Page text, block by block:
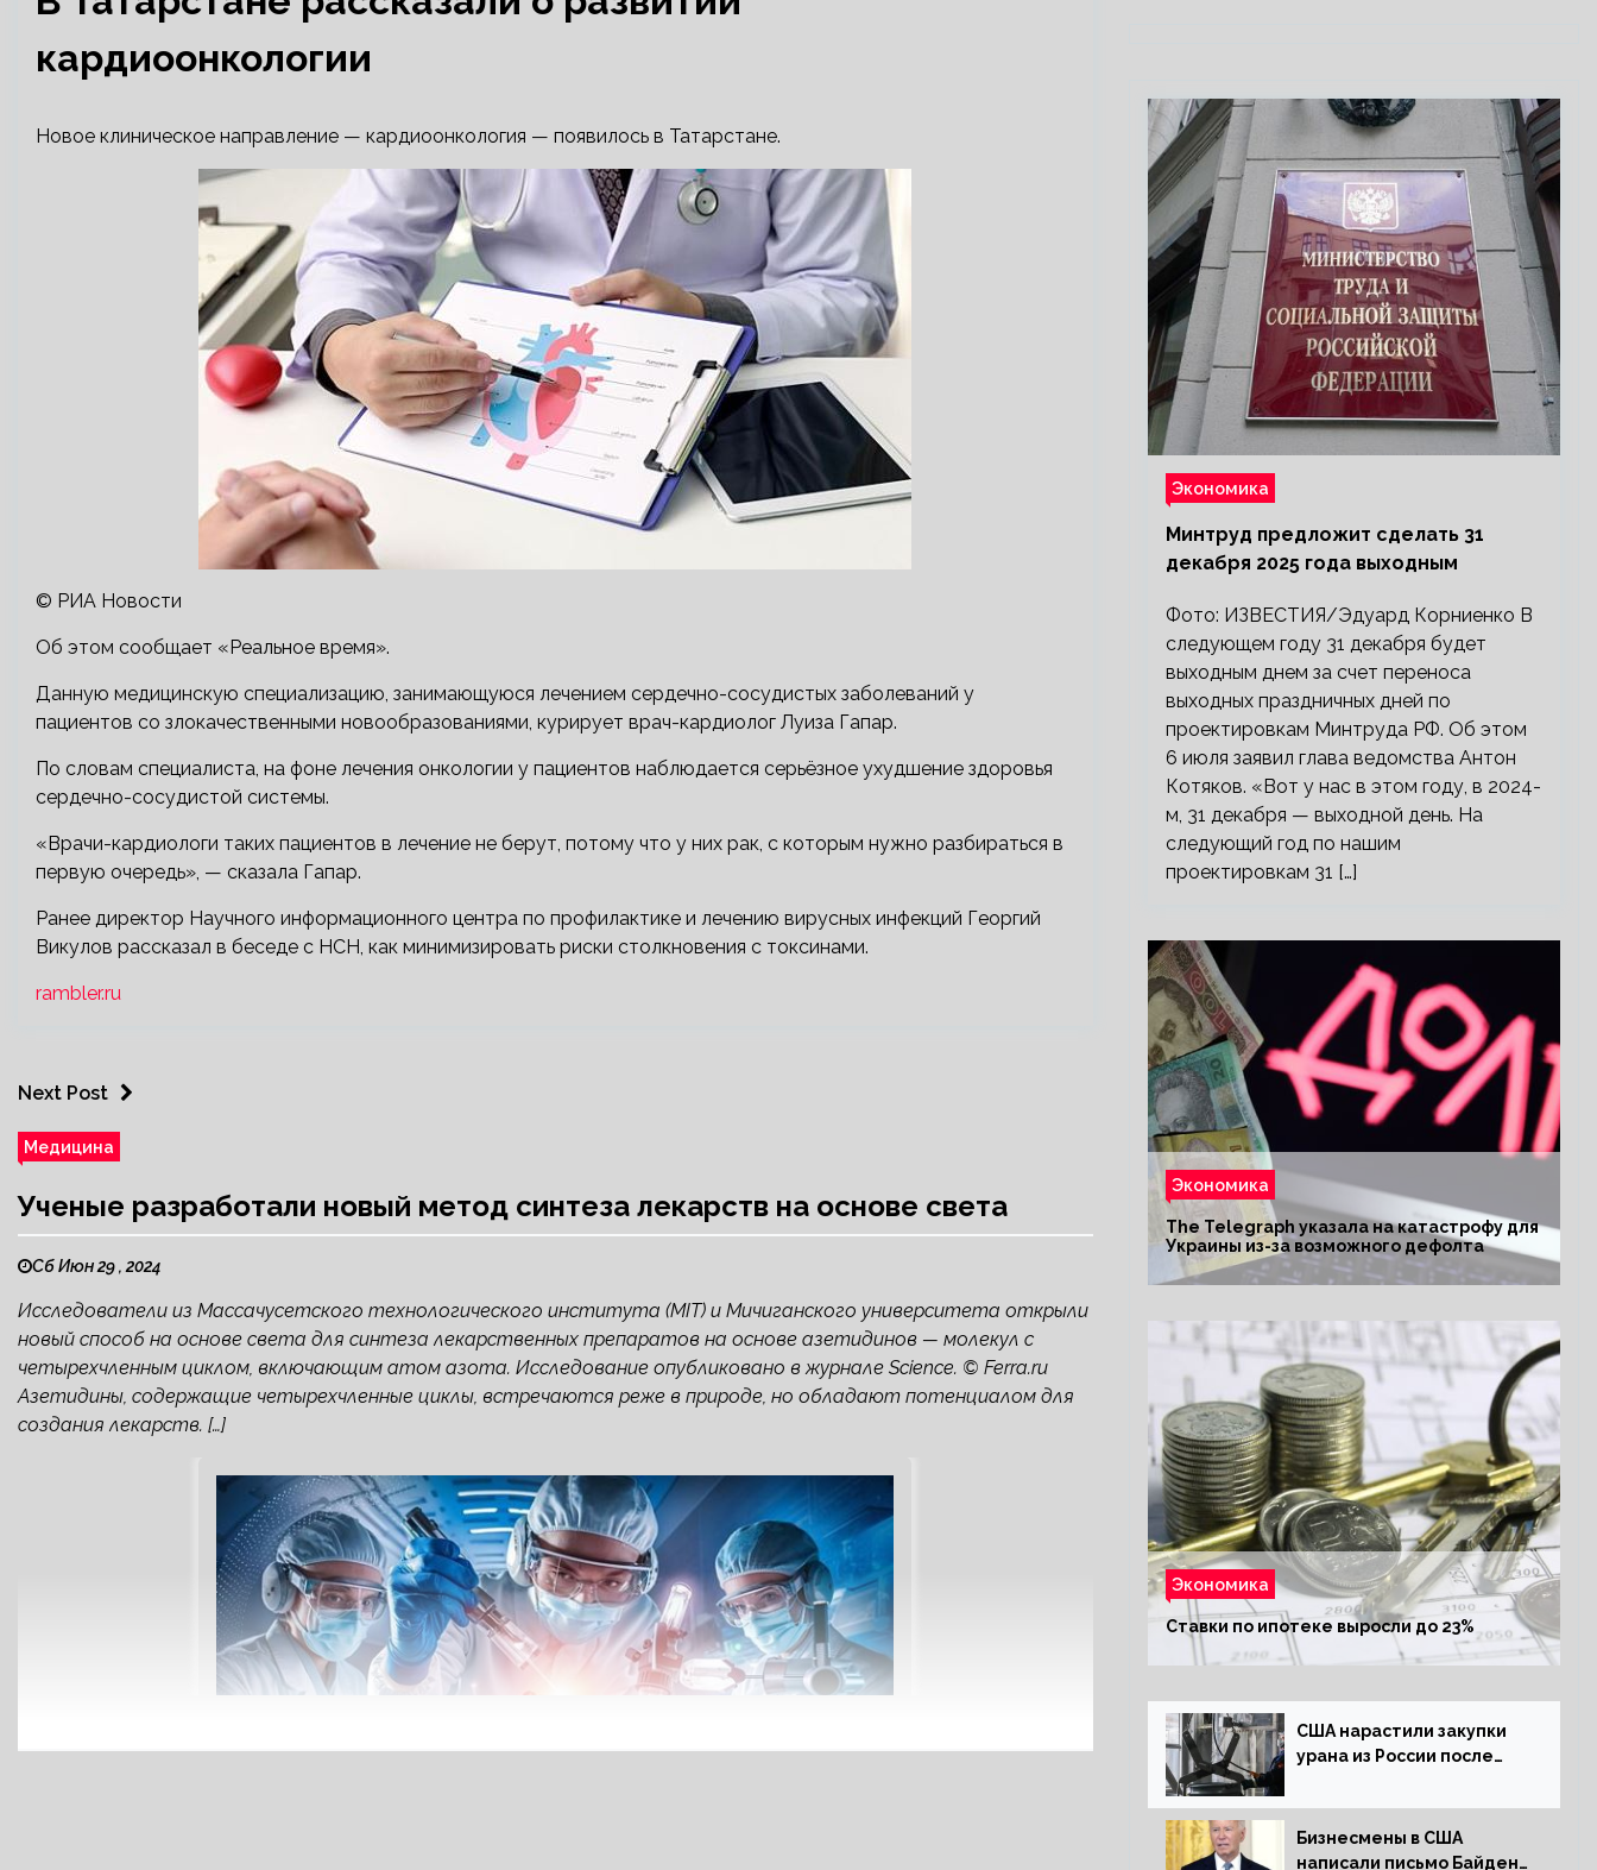
кардиоонкологии
Новое клиническое направление — кардиоонкология — появилось в Татарстане.
© РИА Новости
Об этом сообщает «Реальное время».
Данную медицинскую специализацию, занимающуюся лечением сердечно-сосудистых заболеваний у
пациентов со злокачественными новообразованиями, курирует врач-кардиолог Луиза Гапар.
По словам специалиста, на фоне лечения онкологии у пациентов наблюдается серьёзное ухудшение здоровья
сердечно-сосудистой системы.
«Врачи-кардиологи таких пациентов в лечение не берут, потому что у них рак, с которым нужно разбираться в
первую очередь», — сказала Гапар.
Ранее директор Научного информационного центра по профилактике и лечению вирусных инфекций Георгий
Викулов рассказал в беседе с НСН, как минимизировать риски столкновения с токсинами.
rambler.ru
Next Post
Медицина
Ученые разработали новый метод синтеза лекарств на основе света
Сб Июн 29 , 2024
Исследователи из Массачусетского технологического института (MIT) и Мичиганского университета открыли
новый способ на основе света для синтеза лекарственных препаратов на основе азетидинов — молекул с
четырехчленным циклом, включающим атом азота. Исследование опубликовано в журнале Science. © Ferra.ru
Азетидины, содержащие четырехчленные циклы, встречаются реже в природе, но обладают потенциалом для
создания лекарств. […]
Экономика
Минтруд предложит сделать 31
декабря 2025 года выходным
Фото: ИЗВЕСТИЯ/Эдуард Корниенко В
следующем году 31 декабря будет
выходным днем за счет переноса
выходных праздничных дней по
проектировкам Минтруда РФ. Об этом
6 июля заявил глава ведомства Антон
Котяков. «Вот у нас в этом году, в 2024-
м, 31 декабря — выходной день. На
следующий год по нашим
проектировкам 31 […]
Экономика
The Telegraph указала на катастрофу для
Украины из-за возможного дефолта
Экономика
Ставки по ипотеке выросли до 23%
США нарастили закупки
урана из России после
него
Бизнесмены в США
написали письмо Байдену